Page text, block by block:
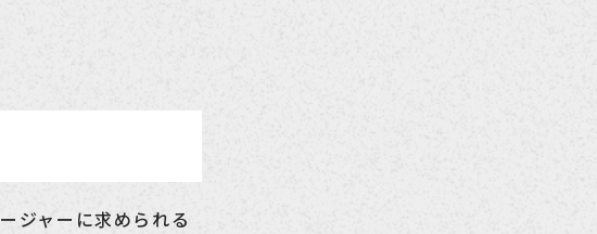
ジャーに求められる